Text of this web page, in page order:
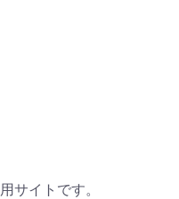
サイトです。